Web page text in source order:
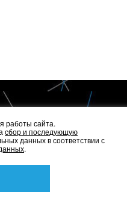
персональных данных
файлами Cookies
работы сайта.
сбор и последующую
данных в соответствии с
.